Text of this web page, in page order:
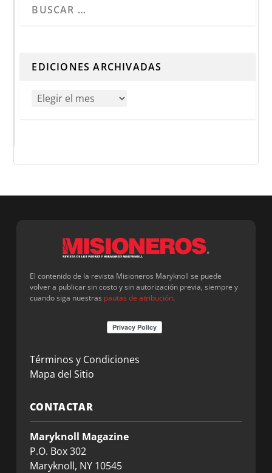
EDICIONES ARCHIVADAS
El contenido de la revista Misioneros Maryknoll se puede
volver a publicar sin costo y sin autorización previa, siempre y
cuando siga nuestras pautas de atribución.
Términos y Condiciones
Mapa del Sitio
CONTACTAR
Maryknoll Magazine
P.O. Box 302
Maryknoll, NY 10545